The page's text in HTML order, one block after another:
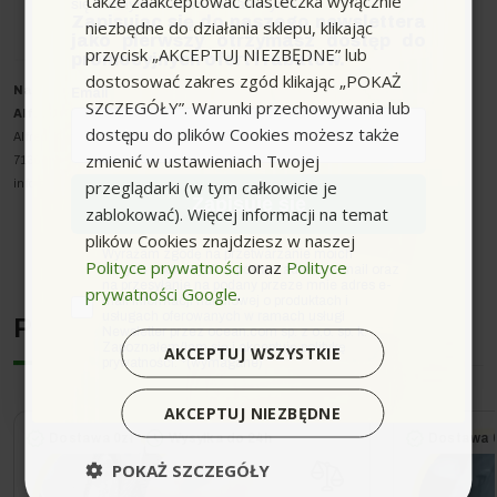
Pojemność (l)
Nazwa producenta oraz osoba odpowiedzialna w UE :
Alfred Kärcher SE & Co. KG
Alfred-Kärcher-Strasse 28-40
71364 Winnenden
info@karcher.com
Podobne urządzenia
Dostawa 0zł Wysyłka do 24h Dostawa
niezbędne do działania sklepu, klikając
przycisk „AKCEPTUJ NIEZBĘDNE” lub
dostosować zakres zgód klikając „POKAŻ
SZCZEGÓŁY”. Warunki przechowywania lub
dostępu do plików Cookies możesz także
zmienić w ustawieniach Twojej
przeglądarki (w tym całkowicie je
zablokować). Więcej informacji na temat
plików Cookies znajdziesz w naszej
Polityce prywatności oraz Polityce
prywatności Google.
AKCEPTUJ WSZYSTKIE
AKCEPTUJ NIEZBĘDNE
POKAŻ SZCZEGÓŁY
Zapisując się do naszego newslettera
jako pierwszy otrzymasz dostęp do
promocyjnych ofert i rabatów.
Zapisuję się
zgodaWyrażam zgodę na przetwarzanie moich
danych osobowych w postaci adresu e-mail oraz
na przesyłanie na podany przeze mnie adres e-
mail informacji handlowej o produktach i
Newsletter przez ocean.com sp. z o.o. sp. k.
Zapoznałem/łam się i akceptuję politykę
prywatności. *(wymagane)